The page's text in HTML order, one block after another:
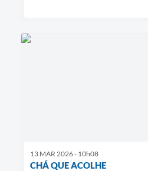
13 MAR 2026 - 10h08
CHÁ QUE ACOLHE